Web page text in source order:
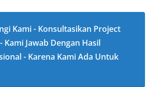
Kami - Konsultasikan Project
Kami Jawab Dengan Hasil
- Karena Kami Ada Untuk